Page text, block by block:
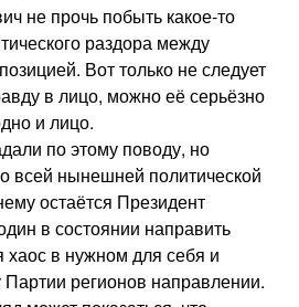
не прочь побыть какое-то
раздора между
Вот только не следует
в лицо, можно её серьёзно
и лицо.
по этому поводу, но
всей нынешней политической
остаётся Президент
в состоянии направить
хаос в нужном для себя и
регионов направлении.